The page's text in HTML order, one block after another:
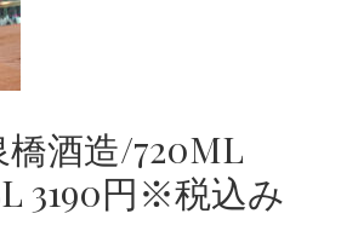
酒造/720ML
3190円※税込み